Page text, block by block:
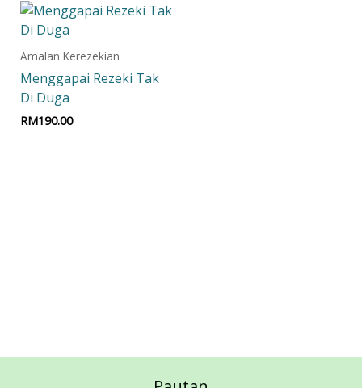
Amalan Kerezekian
Menggapai Rezeki Tak
Di Duga
RM190.00